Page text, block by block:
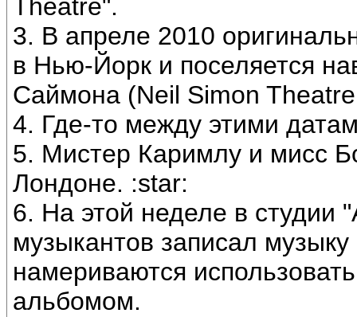
Theatre".
3. В апреле 2010
в Нью-Йорк и поселяется
Саймона (Neil Simon
4. Где-то между этими
5. Мистер Каримлу и мисс
Лондоне. :star:
6. На этой неделе в студии
музыкантов записал музыку
намериваются
альбомом.